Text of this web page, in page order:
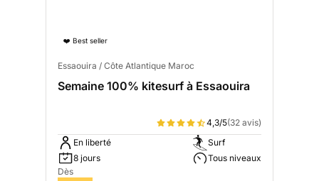
❤️ Best seller
Essaouira / Côte Atlantique Maroc
Semaine 100% kitesurf à Essaouira
4,3/5(32 avis)
En liberté
8 jours
Surf
Tous niveaux
Dès